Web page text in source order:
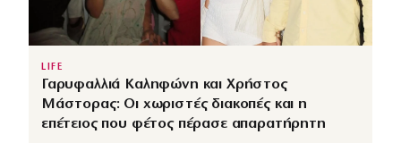
LIFE
Γαρυφαλλιά Καληφώνη και Χρήστος
Μάστορας: Οι χωριστές διακοπές και η
επέτειος που φέτος πέρασε απαρατήρητη